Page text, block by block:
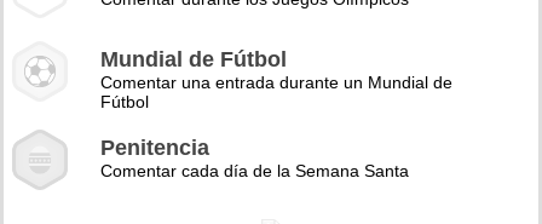
Mundial de Fútbol
Comentar una entrada durante un Mundial de
Fútbol
Penitencia
Comentar cada día de la Semana Santa